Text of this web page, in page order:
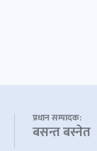
प्रधान सम्पादक:
बसन्त बस्नेत